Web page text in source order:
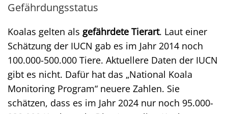
Gefährdungsstatus
Koalas gelten als gefährdete Tierart. Laut einer
Schätzung der IUCN gab es im Jahr 2014 noch
100.000-500.000 Tiere. Aktuellere Daten der IUCN
gibt es nicht. Dafür hat das „National Koala
Monitoring Program“ neuere Zahlen. Sie
schätzen, dass es im Jahr 2024 nur noch 95.000-